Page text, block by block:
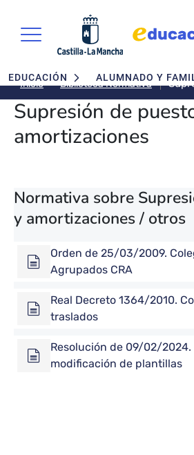
Navegación principal
EDUCACIÓN ALUMNADO Y
Inicio Biblioteca Normativa
y
Supresión de
amortizaciones
Normativa sobre
y amortizaciones / otros
Orden de 25/03/2009.
Agrupados CRA
Real Decreto 1364/2010.
traslados
Resolución de 09/02/
modificación de plantillas